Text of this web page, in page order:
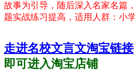
故事为引导，随后深入名家名篇
题实战练习提高，适用人群：小
走进名校文言文淘宝链接
即可进入淘宝店铺